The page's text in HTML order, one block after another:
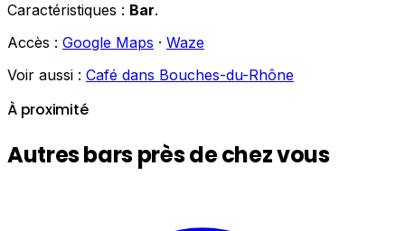
Caractéristiques : Bar.
Accès : Google Maps · Waze
Voir aussi : Café dans Bouches-du-Rhône
À proximité
Autres bars près de chez vous